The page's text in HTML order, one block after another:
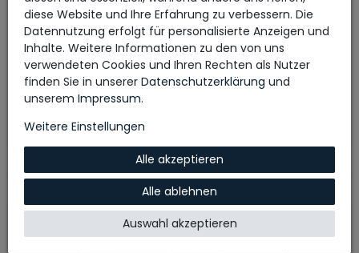
diese Website und Ihre Erfahrung zu verbessern. Die
Datennutzung erfolgt für personalisierte Anzeigen und
Inhalte. Weitere Informationen zu den von uns
verwendeten Cookies und Ihren Rechten als Nutzer
finden Sie in unserer Daten­schutz­erklärung und
unserem Impressum.
Weitere Einstellungen
Alle akzeptieren
Alle ablehnen
Auswahl akzeptieren